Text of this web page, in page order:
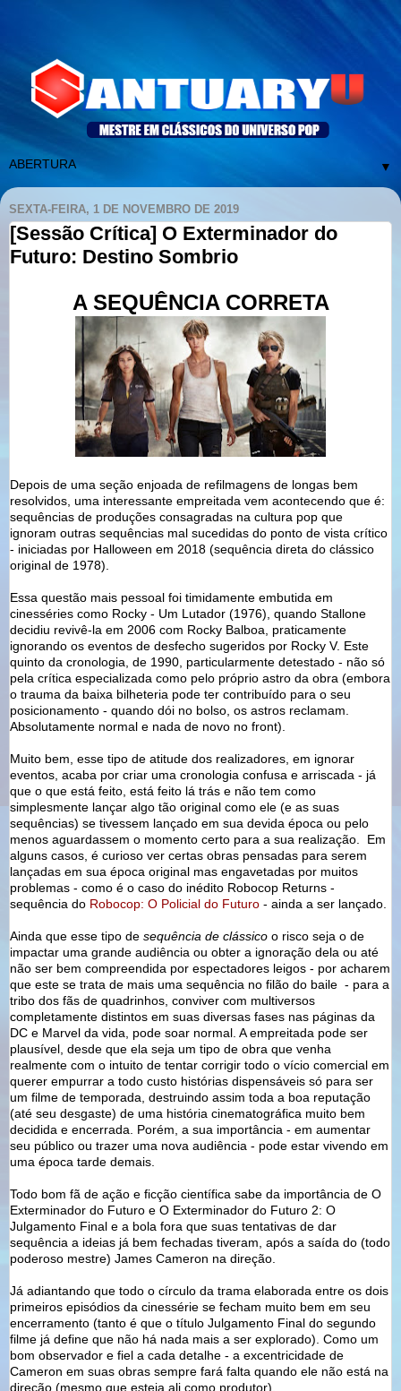
▼
SEXTA-FEIRA, 1 DE NOVEMBRO DE 2019
[Sessão Crítica] O Exterminador do
Futuro: Destino Sombrio
A SEQUÊNCIA CORRETA
Depois de uma seção enjoada de refilmagens de longas bem
resolvidos, uma interessante empreitada vem acontecendo que é:
sequências de produções consagradas na cultura pop que
ignoram outras sequências mal sucedidas do ponto de vista crítico
- iniciadas por Halloween em 2018 (sequência direta do clássico
original de 1978).
Essa questão mais pessoal foi timidamente embutida em
cinesséries como Rocky - Um Lutador (1976), quando Stallone
decidiu revivê-la em 2006 com Rocky Balboa, praticamente
ignorando os eventos de desfecho sugeridos por Rocky V. Este
quinto da cronologia, de 1990, particularmente detestado - não só
pela crítica especializada como pelo próprio astro da obra (embora
o trauma da baixa bilheteria pode ter contribuído para o seu
posicionamento - quando dói no bolso, os astros reclamam.
Absolutamente normal e nada de novo no front).
Muito bem, esse tipo de atitude dos realizadores, em ignorar
eventos, acaba por criar uma cronologia confusa e arriscada - já
que o que está feito, está feito lá trás e não tem como
simplesmente lançar algo tão original como ele (e as suas
sequências) se tivessem lançado em sua devida época ou pelo
menos aguardassem o momento certo para a sua realização. Em
alguns casos, é curioso ver certas obras pensadas para serem
lançadas em sua época original mas engavetadas por muitos
problemas - como é o caso do inédito Robocop Returns -
sequência do Robocop: O Policial do Futuro - ainda a ser lançado.
Ainda que esse tipo de sequência de clássico o risco seja o de
impactar uma grande audiência ou obter a ignoração dela ou até
não ser bem compreendida por espectadores leigos - por acharem
que este se trata de mais uma sequência no filão do baile - para a
tribo dos fãs de quadrinhos, conviver com multiversos
completamente distintos em suas diversas fases nas páginas da
DC e Marvel da vida, pode soar normal. A empreitada pode ser
plausível, desde que ela seja um tipo de obra que venha
realmente com o intuito de tentar corrigir todo o vício comercial em
querer empurrar a todo custo histórias dispensáveis só para ser
um filme de temporada, destruindo assim toda a boa reputação
(até seu desgaste) de uma história cinematográfica muito bem
decidida e encerrada. Porém, a sua importância - em aumentar
seu público ou trazer uma nova audiência - pode estar vivendo em
uma época tarde demais.
Todo bom fã de ação e ficção científica sabe da importância de O
Exterminador do Futuro e O Exterminador do Futuro 2: O
Julgamento Final e a bola fora que suas tentativas de dar
sequência a ideias já bem fechadas tiveram, após a saída do (todo
poderoso mestre) James Cameron na direção.
Já adiantando que todo o círculo da trama elaborada entre os dois
primeiros episódios da cinessérie se fecham muito bem em seu
encerramento (tanto é que o título Julgamento Final do segundo
filme já define que não há nada mais a ser explorado). Como um
bom observador e fiel a cada detalhe - a excentricidade de
Cameron em suas obras sempre fará falta quando ele não está na
direção (mesmo que esteja ali como produtor).